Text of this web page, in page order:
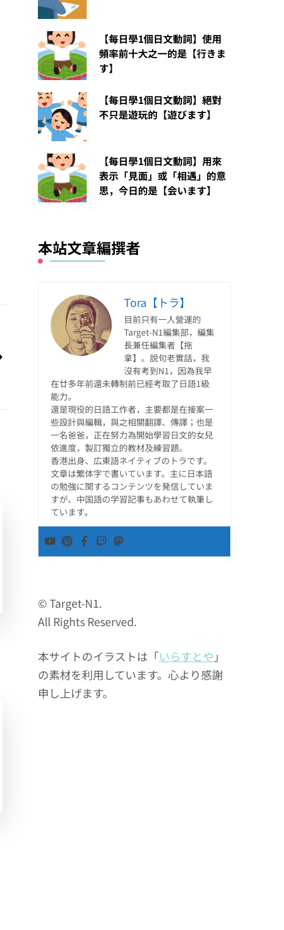
【每日學1個日文動詞】使用
頻率前十大之一的是【行きま
す】
【每日學1個日文動詞】絕對
不只是遊玩的【遊びます】
【每日學1個日文動詞】用來
表示「見面」或「相遇」的意
思，今日的是【会います】
本站文章編撰者
Tora【トラ】
目前只有一人營運的
Target-N1編集部，編集
長兼任編集者【拖
拿】。說句老實話，我
沒有考到N1，因為我早
在廿多年前還未轉制前已經考取了日語1級
能力。
還是現役的日語工作者，主要都是在接案一
些設計與編輯，與之相關翻譯、傳譯；也是
一名爸爸，正在努力為開始學習日文的女兒
依進度，製訂獨立的教材及練習題。
香港出身、広東語ネイティブのトラです。
文章は繁体字で書いています。主に日本語
の勉強に関するコンテンツを発信していま
すが、中国語の学習記事もあわせて執筆し
ています。
© Target-N1.
All Rights Reserved.
本サイトのイラストは「いらすとや 」
の素材を利用しています。心より感謝
申し上げます。